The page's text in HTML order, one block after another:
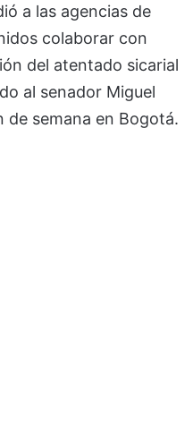
a las agencias de
colaborar con
del atentado sicarial
al senador Miguel
de semana en Bogotá.